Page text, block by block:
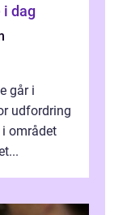
i dag
går i
udfordring
området